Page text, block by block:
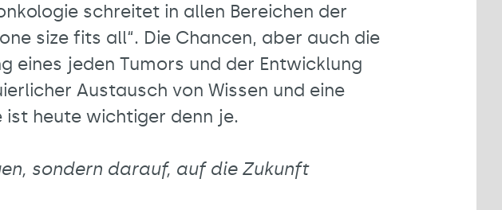
schreitet in allen Bereichen der
size fits all“. Die Chancen, aber auch die
eines jeden Tumors und der Entwicklung
Austausch von Wissen und eine
heute wichtiger denn je.
sondern darauf, auf die Zukunft